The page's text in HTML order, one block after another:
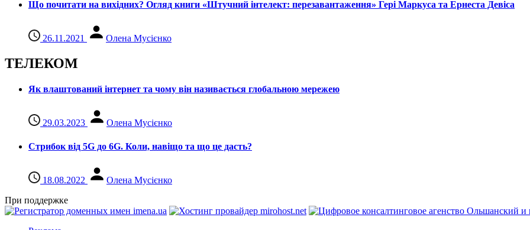
Що почитати на вихідних? Огляд книги «Штучний інтелект: перезавантаження» Гері Маркуса та Ернеста Девіса
26.11.2021 Олена Мусієнко
ТЕЛЕКОМ
Як влаштований інтернет та чому він називається глобальною мережею
29.03.2023 Олена Мусієнко
Стрибок від 5G до 6G. Коли, навіщо та що це даcть?
18.08.2022
Олена Мусієнко
При поддержке